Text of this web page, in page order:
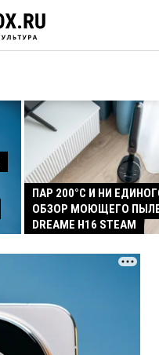
ПАР 200°C И НИ
ОБЗОР МОЮЩЕГО
DREAME H16 STEAM